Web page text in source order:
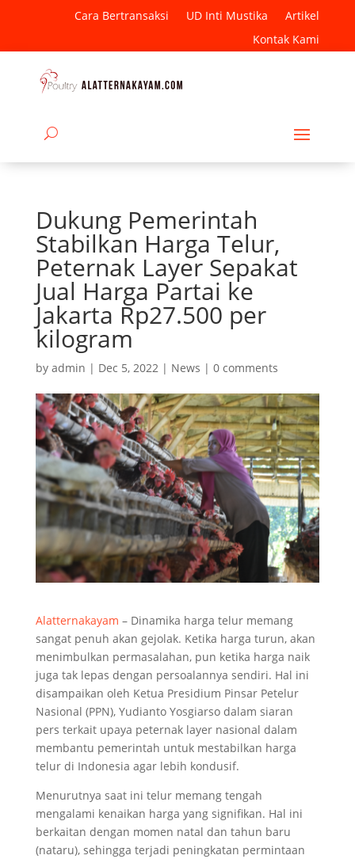
Cara Bertransaksi UD Inti Mustika
Artikel
Kontak Kami
Dukung Pemerintah
Stabilkan Harga Telur,
Peternak Layer Sepakat
Jual Harga Partai ke
Jakarta Rp27.500 per
kilogram
by admin | Dec 5, 2022| News | 0 comments
Alatternakayam – Dinamika harga telur memang
sangat penuh akan gejolak. Ketika harga turun, akan
menimbulkan permasalahan, pun ketika harga naik
juga tak lepas dengan persoalannya sendiri. Hal ini
disampaikan oleh Ketua Presidium Pinsar Petelur
Nasional (PPN), Yudianto Yosgiarso dalam siaran
pers terkait upaya peternak layer nasional dalam
membantu pemerintah untuk mestabilkan harga
telur di Indonesia agar lebih kondusif.
Menurutnya saat ini telur memang tengah
mengalami kenaikan harga yang signifikan. Hal ini
berkaitan dengan momen natal dan tahun baru
(nataru), sehingga terjadi peningkatan permintaan